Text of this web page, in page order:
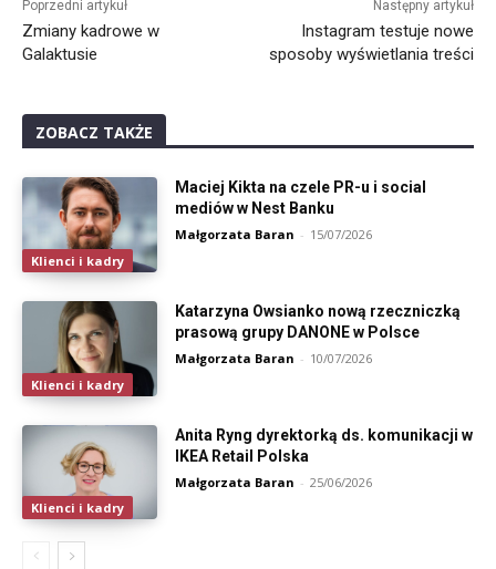
Poprzedni artykuł
Zmiany kadrowe w
Galaktusie
Następny artykuł
Instagram testuje nowe
sposoby wyświetlania treści
ZOBACZ TAKŻE
Klienci i kadry
Maciej Kikta na czele PR-u i social
mediów w Nest Banku
Małgorzata Baran - 15/07/2026
Klienci i kadry
Katarzyna Owsianko nową rzeczniczką
prasową grupy DANONE w Polsce
Małgorzata Baran - 10/07/2026
Klienci i kadry
Anita Ryng dyrektorką ds. komunikacji w
IKEA Retail Polska
Małgorzata Baran - 25/06/2026